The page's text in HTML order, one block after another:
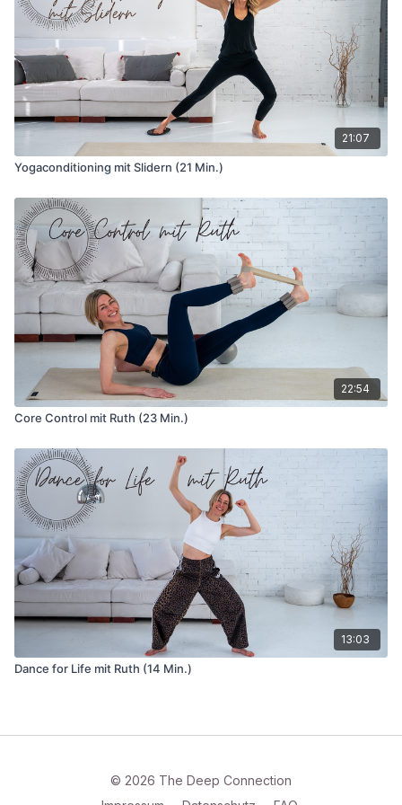
21:07
Yogaconditioning mit Slidern (21 Min.)
22:54
Core Control mit Ruth (23 Min.)
13:03
Dance for Life mit Ruth (14 Min.)
© 2026 The Deep Connection